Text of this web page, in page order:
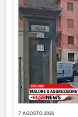
7 AGOSTO 2026